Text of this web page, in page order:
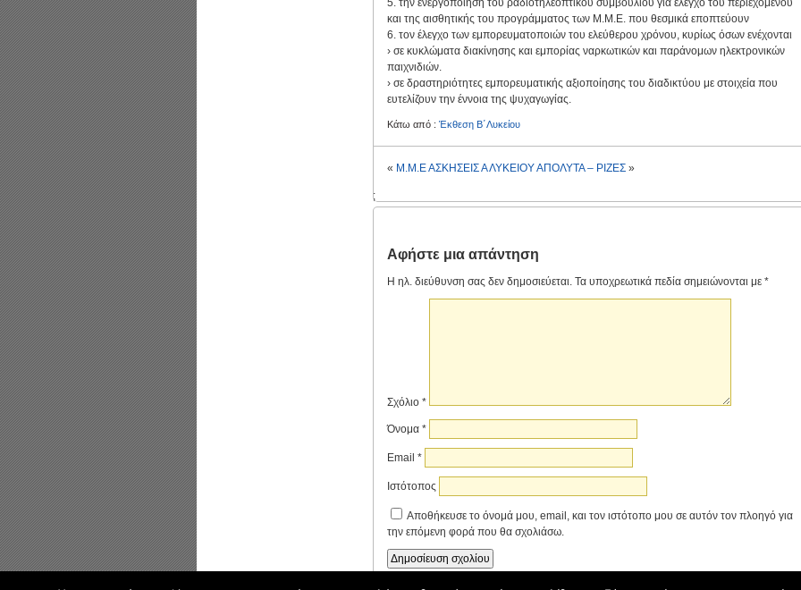
5. την ενεργοποίηση του ραδιοτηλεοπτικού συμβουλίου για έλεγχο του περιεχομένου
και της αισθητικής του προγράμματος των Μ.Μ.Ε. που θεσμικά εποπτεύουν
6. τον έλεγχο των εμπορευματοποιών του ελεύθερου χρόνου, κυρίως όσων ενέχονται
› σε κυκλώματα διακίνησης και εμπορίας ναρκωτικών και παράνομων ηλεκτρονικών
παιχνιδιών.
› σε δραστηριότητες εμπορευματικής αξιοποίησης του διαδικτύου με στοιχεία που
ευτελίζουν την έννοια της ψυχαγωγίας.
Κάτω από : Έκθεση Β΄Λυκείου
« Μ.Μ.ΕΑΣΚΗΣΕΙΣ Α ΛΥΚΕΙΟΥ ΑΠΟΛΥΤΑ – ΡΙΖΕΣ »
;
Αφήστε μια απάντηση
Η ηλ. διεύθυνση σας δεν δημοσιεύεται. Τα υποχρεωτικά πεδία σημειώνονται με *
Σχόλιο *
Όνομα *
Email *
Ιστότοπος
Αποθήκευσε το όνομά μου, email, και τον ιστότοπο μου σε αυτόν τον πλοηγό για
την επόμενη φορά που θα σχολιάσω.